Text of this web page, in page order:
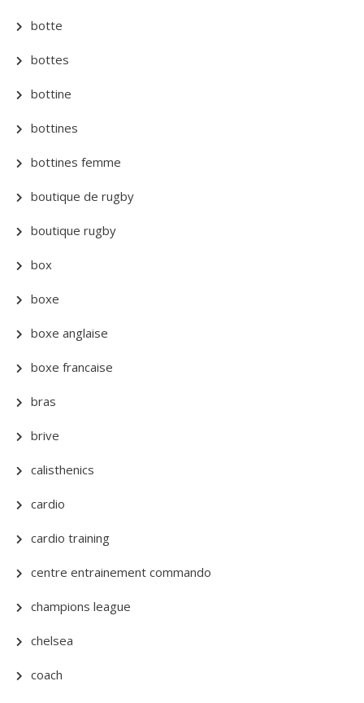
botte
bottes
bottine
bottines
bottines femme
boutique de rugby
boutique rugby
box
boxe
boxe anglaise
boxe francaise
bras
brive
calisthenics
cardio
cardio training
centre entrainement commando
champions league
chelsea
coach